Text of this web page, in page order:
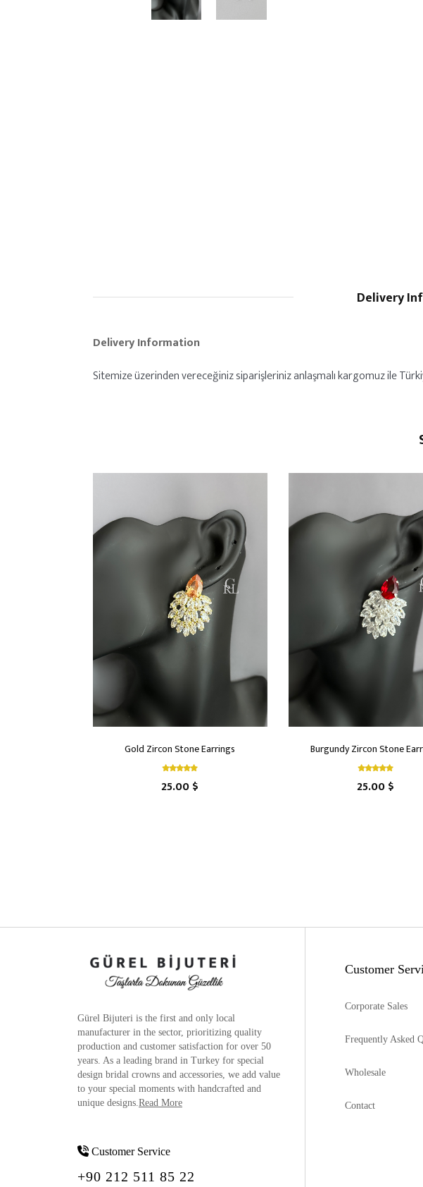
Delivery
Delivery Information
Sitemize üzerinden vereceğiniz siparişleriniz anlaşmalı kargomuz ile
Gold Zircon Stone Earrings
25.00 $
Burgundy Zircon Stone
25.00 $
Gürel Bijuteri is the first and only local
manufacturer in the sector, prioritizing quality
production and customer satisfaction for over 50
years. As a leading brand in Turkey for special
design bridal crowns and accessories, we add value
to your special moments with handcrafted and
unique designs.Read More
Customer Service
+90 212 511 85 22
Customer
Corporate Sales
Frequently Asked
Wholesale
Contact